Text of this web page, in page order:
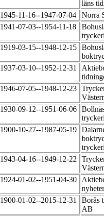
läns
1945-11-16--1947-07-04
Norra
1941-07-03--1954-11-18
1919-03-15--1948-12-15
1937-03-10--1952-12-31
1946-07-05--1948-12-23
1930-09-12--1951-06-06
1900-10-27--1987-05-19
1943-04-16--1949-12-22
1924-01-02--1951-04-30
1900-01-02--2015-12-31
Borås
AB